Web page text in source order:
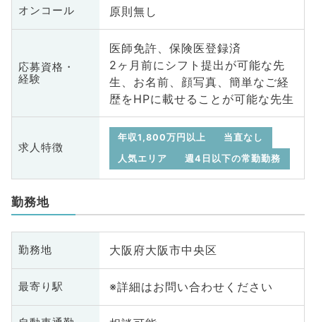
オンコール 原則無し
応募資格・
経験
医師免許、保険医登録済
2ヶ月前にシフト提出が可能な先
生、お名前、顔写真、簡単なご経
歴をHPに載せることが可能な先生
求人特徴
年収1,800万円以上
当直なし
人気エリア
週4日以下の常勤勤務
勤務地
勤務地 大阪府大阪市中央区
最寄り駅 ※詳細はお問い合わせください